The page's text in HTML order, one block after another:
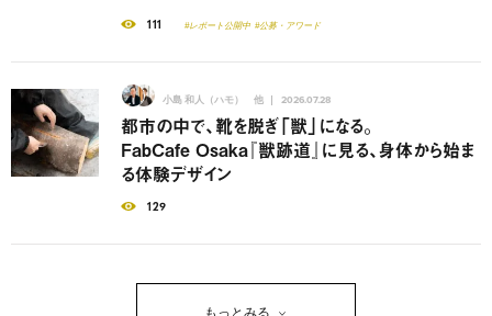
111 #レポート公開中 #公募・アワード
小島 和人（ハモ） 他 2026.07.28
都市の中で、靴を脱ぎ「獣」になる。
FabCafe Osaka『獣跡道』に見る、身体から始ま
る体験デザイン
129